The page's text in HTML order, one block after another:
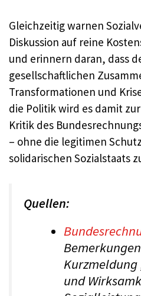
Gleichzeitig warnen
Diskussion auf reine
und erinnern daran, dass
gesellschaftlichen
Transformationen und
die Politik wird es damit
Kritik des
– ohne die legitimen
solidarischen Sozialstaats
Quellen:
Kurzmeldung
und